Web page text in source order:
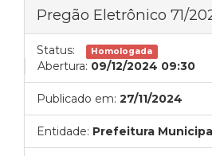
Pregão Eletrônico 71/
Status: Homologada
Abertura: 09/12/2024 09:30
Publicado em: 27/11/2024
Entidade: Prefeitura